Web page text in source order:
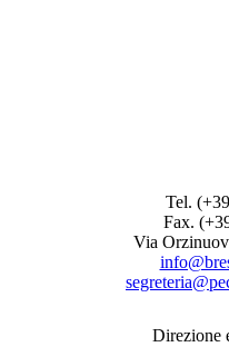
Tel.
Fax.
Via
Direzione